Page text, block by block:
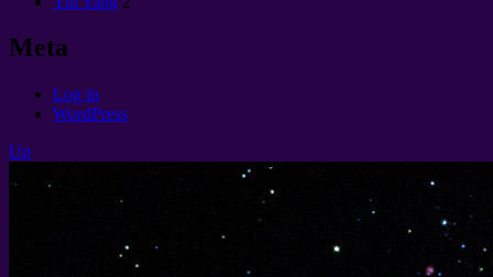
Meta
Log in
WordPress
Up